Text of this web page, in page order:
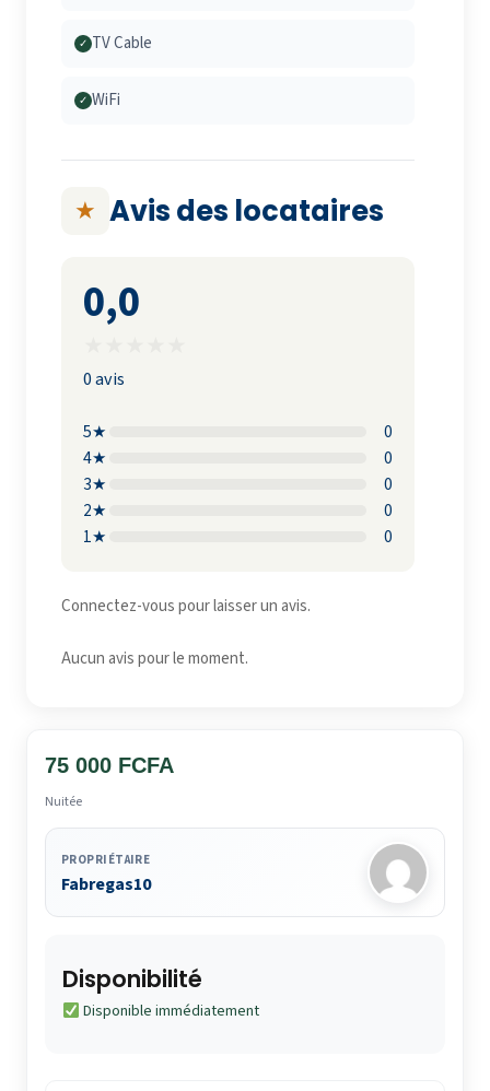
✓ TV Cable
✓ WiFi
★ Avis des locataires
0,0
0 avis
5★
0
4★
0
3★
0
2★
0
1★
0
Connectez-vous pour laisser un avis.
Aucun avis pour le moment.
75 000 FCFA
Nuitée
PROPRIÉTAIRE
Fabregas10
Disponibilité
Disponible immédiatement